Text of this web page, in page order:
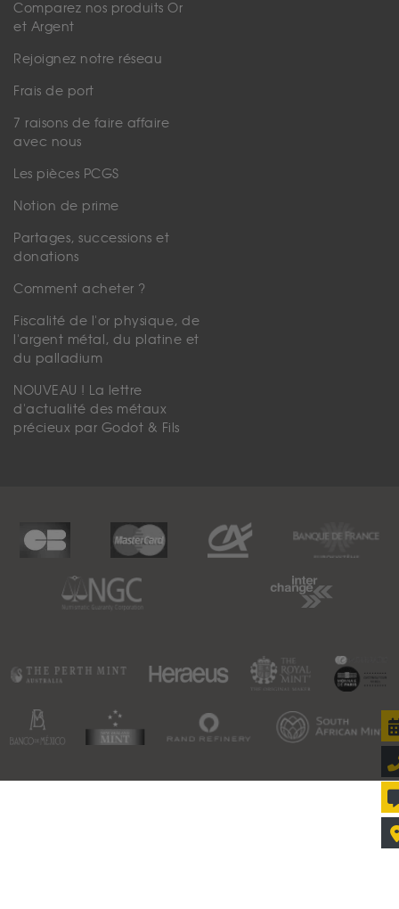
Comparez nos produits Or
et Argent
Rejoignez notre réseau
Frais de port
7 raisons de faire affaire
avec nous
Les pièces PCGS
Notion de prime
Partages, successions et
donations
Comment acheter ?
Fiscalité de l'or physique, de
l'argent métal, du platine et
du palladium
NOUVEAU ! La lettre
d'actualité des métaux
précieux par Godot & Fils